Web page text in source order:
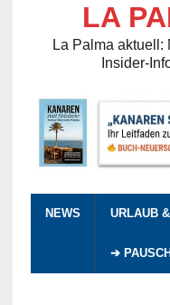
LA
La Palma aktuell:
Insider-
NEWS URLAUB
➔